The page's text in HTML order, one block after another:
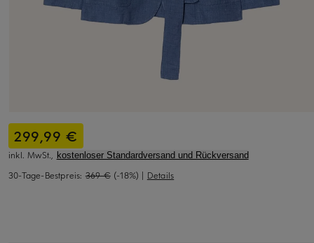
299,99 €
inkl. MwSt., kostenloser Standardversand und Rückversand
30-Tage-Bestpreis: 369 € (-18%) | Details